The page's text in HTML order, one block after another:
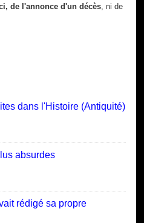
de l'annonce d'un décès , ni de
dans l'Histoire (Antiquité)
absurdes
rédigé sa propre